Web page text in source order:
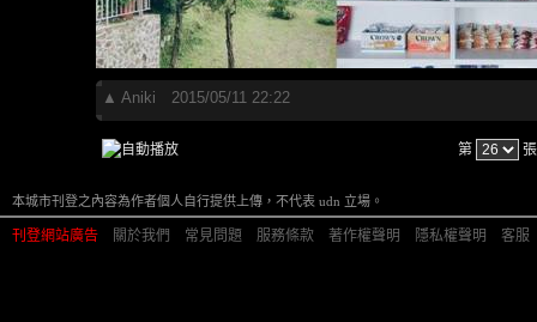
▲ Aniki 2015/05/11 22:22
第
本城市刊登之內容為作者個人自行提供上傳，不代表 udn 立場。
刊登網站廣告 關於我們 常見問題 服務條款 著作權聲明 隱私權聲明 客服